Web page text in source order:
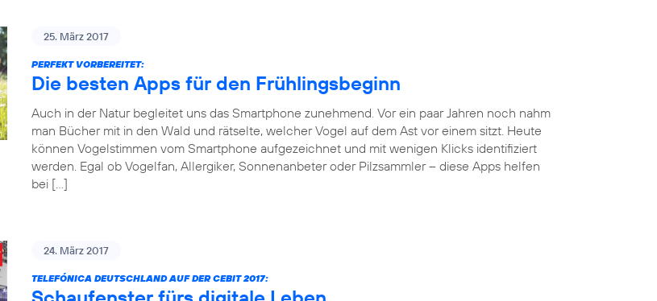
25. März 2017
PERFEKT VORBEREITET:
Die besten Apps für den Frühlingsbeginn
Auch in der Natur begleitet uns das Smartphone zunehmend. Vor ein paar Jahren noch nahm
man Bücher mit in den Wald und rätselte, welcher Vogel auf dem Ast vor einem sitzt. Heute
können Vogelstimmen vom Smartphone aufgezeichnet und mit wenigen Klicks identifiziert
werden. Egal ob Vogelfan, Allergiker, Sonnenanbeter oder Pilzsammler – diese Apps helfen
bei […]
24. März 2017
TELEFÓNICA DEUTSCHLAND AUF DER CEBIT 2017: